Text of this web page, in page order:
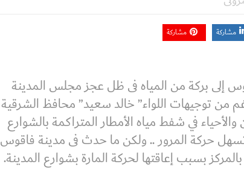
مشاركة مشاركة
إلى بركة من المياه فى ظل عجز مجلس المدينة
من توجيهات اللواء” خالد سعيد” محافظ الشرقية
في شفط مياه الأمطار المتراكمة بالشوارع
حركة المرور .. ولكن ما حدث فى مدينة فاقوس
بسبب إعاقتها لحركة المارة بشوارع المدينة.